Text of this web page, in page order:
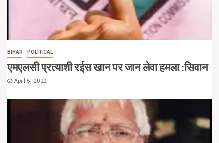
BIHAR POLITICAL
एमएलसी प्रत्याशी रईस खान पर जान लेवा हमला :सिवान
April 5, 2022